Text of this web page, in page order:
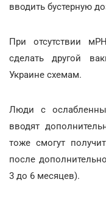
вводить бустерную
При отсутствии
сделать другой
Украине схемам.
Люди с
вводят
тоже смогут
после
3 до 6 месяцев).